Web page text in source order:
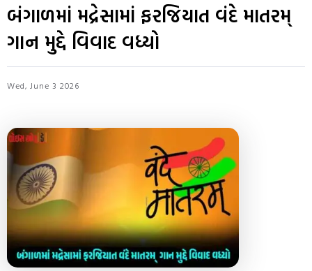
બંગાળમાં મદ્રેસામાં ફરજિયાત વંદે માતરમ્
ગાન મુદ્દે વિવાદ વધ્યો
Wed, June 3 2026